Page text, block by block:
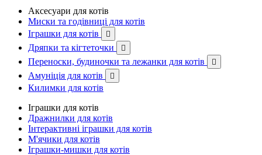
Аксесуари для котів
Миски та годівниці для котів
Іграшки для котів

Дряпки та кігтеточки 
Переноски, будиночки та лежанки для котів 
Амуніція для котів 
Килимки для котів
Іграшки для котів
Дражнилки для котів
Інтерактивні іграшки для котів
М'ячики для котів
Іграшки-мишки для котів